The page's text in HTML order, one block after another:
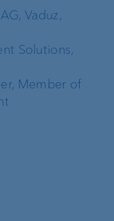
Vaduz,
Solutions,
Member of